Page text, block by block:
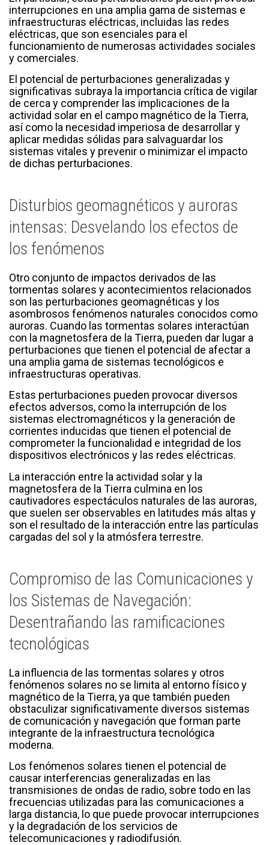
interrupciones en una amplia gama de sistemas e
infraestructuras eléctricas, incluidas las redes
eléctricas, que son esenciales para el
funcionamiento de numerosas actividades sociales
y comerciales.
El potencial de perturbaciones generalizadas y
significativas subraya la importancia crítica de vigilar
de cerca y comprender las implicaciones de la
actividad solar en el campo magnético de la Tierra,
así como la necesidad imperiosa de desarrollar y
aplicar medidas sólidas para salvaguardar los
sistemas vitales y prevenir o minimizar el impacto
de dichas perturbaciones.
Disturbios geomagnéticos y auroras
intensas: Desvelando los efectos de
los fenómenos
Otro conjunto de impactos derivados de las
tormentas solares y acontecimientos relacionados
son las perturbaciones geomagnéticas y los
asombrosos fenómenos naturales conocidos como
auroras. Cuando las tormentas solares interactúan
con la magnetosfera de la Tierra, pueden dar lugar a
perturbaciones que tienen el potencial de afectar a
una amplia gama de sistemas tecnológicos e
infraestructuras operativas.
Estas perturbaciones pueden provocar diversos
efectos adversos, como la interrupción de los
sistemas electromagnéticos y la generación de
corrientes inducidas que tienen el potencial de
comprometer la funcionalidad e integridad de los
dispositivos electrónicos y las redes eléctricas.
La interacción entre la actividad solar y la
magnetosfera de la Tierra culmina en los
cautivadores espectáculos naturales de las auroras,
que suelen ser observables en latitudes más altas y
son el resultado de la interacción entre las partículas
cargadas del sol y la atmósfera terrestre.
Compromiso de las Comunicaciones y
los Sistemas de Navegación:
Desentrañando las ramificaciones
tecnológicas
La influencia de las tormentas solares y otros
fenómenos solares no se limita al entorno físico y
magnético de la Tierra, ya que también pueden
obstaculizar significativamente diversos sistemas
de comunicación y navegación que forman parte
integrante de la infraestructura tecnológica
moderna.
Los fenómenos solares tienen el potencial de
causar interferencias generalizadas en las
transmisiones de ondas de radio, sobre todo en las
frecuencias utilizadas para las comunicaciones a
larga distancia, lo que puede provocar interrupciones
y la degradación de los servicios de
telecomunicaciones y radiodifusión.